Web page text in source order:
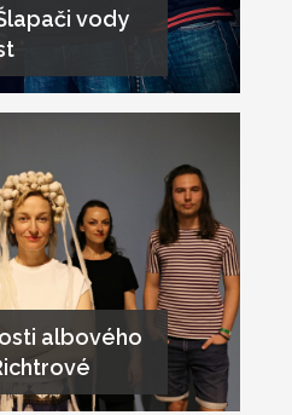
vody
albového